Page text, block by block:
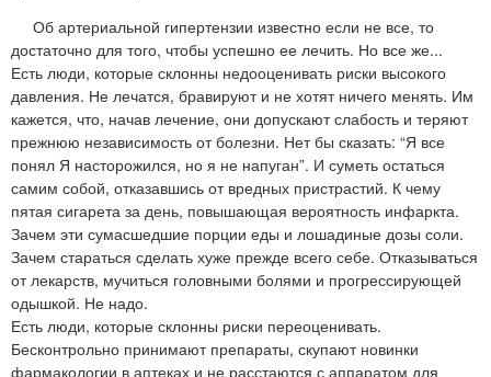
Об артериальной гипертензии известно если не все, то
достаточно для того, чтобы успешно ее лечить. Но все же...
Есть люди, которые склонны недооценивать риски высокого
давления. Не лечатся, бравируют и не хотят ничего менять. Им
кажется, что, начав лечение, они допускают слабость и теряют
прежнюю независимость от болезни. Нет бы сказать: “Я все
понял Я насторожился, но я не напуган”. И суметь остаться
самим собой, отказавшись от вредных пристрастий. К чему
пятая сигарета за день, повышающая вероятность инфаркта.
Зачем эти сумасшедшие порции еды и лошадиные дозы соли.
Зачем стараться сделать хуже прежде всего себе. Отказываться
от лекарств, мучиться головными болями и прогрессирующей
одышкой. Не надо.
Есть люди, которые склонны риски переоценивать.
Бесконтрольно принимают препараты, скупают новинки
фармакологии в аптеках и не расстаются с аппаратом для